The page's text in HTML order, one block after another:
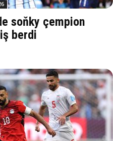
soňky çempion
berdi